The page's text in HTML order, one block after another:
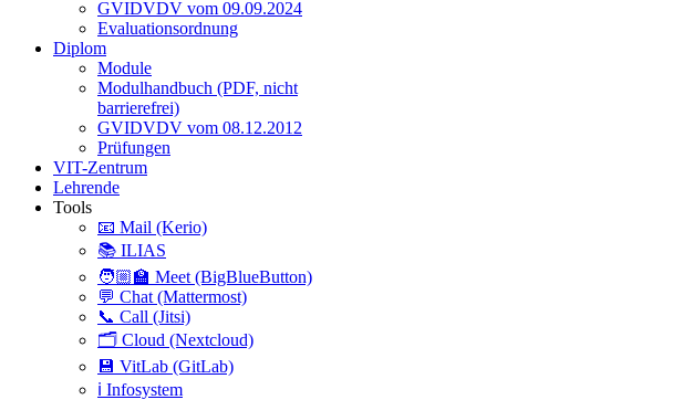
GVIDVDV vom 09.09.2024
Evaluationsordnung
Diplom
Module
Modulhandbuch (PDF, nicht
barrierefrei)
GVIDVDV vom 08.12.2012
Prüfungen
VIT-Zentrum
Lehrende
Tools
📧 Mail (Kerio)
📚 ILIAS
🧑🏼‍🏫 Meet (BigBlueButton)
💬 Chat (Mattermost)
📞 Call (Jitsi)
🗂️ Cloud (Nextcloud)
💾 VitLab (GitLab)
ℹ️ Infosystem